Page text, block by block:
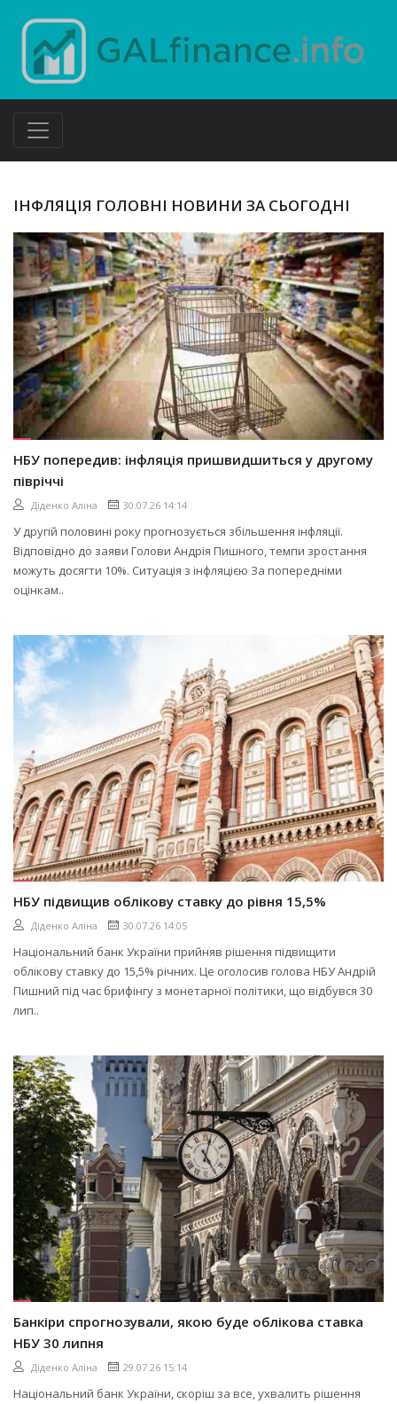
ІНФЛЯЦІЯ ГОЛОВНІ НОВИНИ ЗА СЬОГОДНІ
НБУ попередив: інфляція пришвидшиться у другому
півріччі
Діденко Аліна 30.07.26 14:14
У другій половині року прогнозується збільшення інфляції.
Відповідно до заяви Голови Андрія Пишного, темпи зростання
можуть досягти 10%. Ситуація з інфляцією За попередніми
оцінкам..
НБУ підвищив облікову ставку до рівня 15,5%
Діденко Аліна 30.07.26 14:05
Національний банк України прийняв рішення підвищити
облікову ставку до 15,5% річних. Це оголосив голова НБУ Андрій
Пишний під час брифінгу з монетарної політики, що відбувся 30
лип..
Банкіри спрогнозували, якою буде облікова ставка
НБУ 30 липня
Діденко Аліна 29.07.26 15:14
Національний банк України, скоріш за все, ухвалить рішення